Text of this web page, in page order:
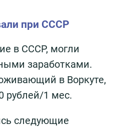
при СССР
в СССР, могли
заработками.
в Воркуте,
рублей/1 мес.
следующие